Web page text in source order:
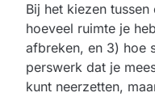
Bij het kiezen
hoeveel ruimte je
afbreken, en 3) hoe
perswerk dat je
kunt neerzetten,